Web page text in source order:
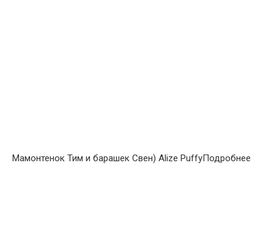
Мамонтенок Тим и барашек Свен) Alize PuffyПодробнее